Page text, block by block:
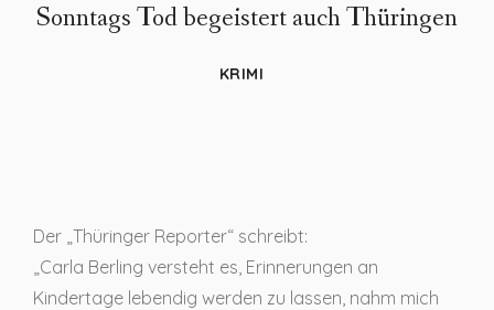
Sonntags Tod begeistert auch Thüringen
KRIMI
Der „Thüringer Reporter“ schreibt:
„Carla Berling versteht es, Erinnerungen an
Kindertage lebendig werden zu lassen, nahm mich